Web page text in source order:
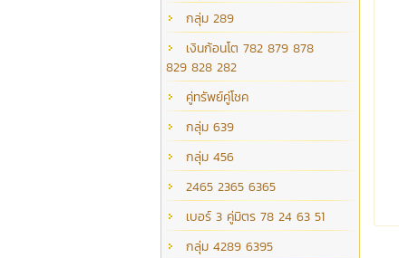
กลุ่ม 289
เงินก้อนโต 782 879 878
829 828 282
คู่ทรัพย์คู่โชค
กลุ่ม 639
กลุ่ม 456
2465 2365 6365
เบอร์ 3 คู่มิตร 78 24 63 51
กลุ่ม 4289 6395